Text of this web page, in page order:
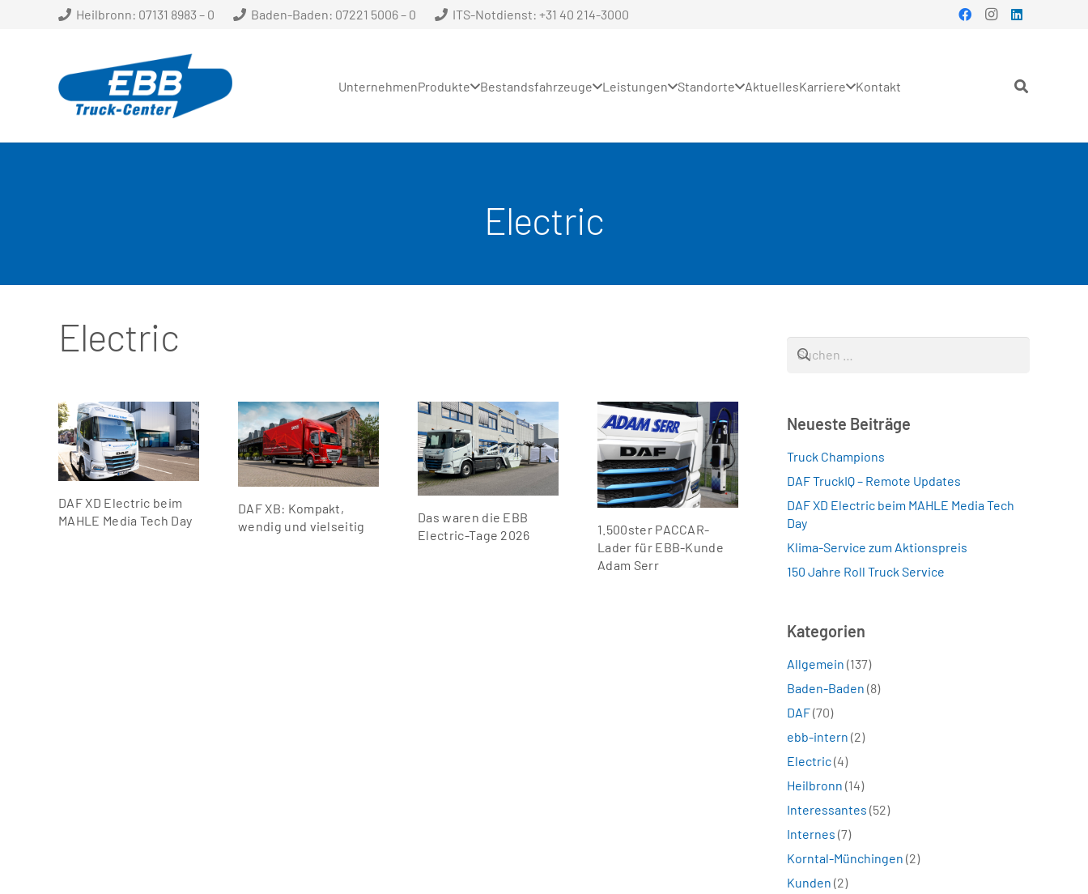
Heilbronn: 07131 8983 – 0 Baden-Baden: 07221 5006 – 0 ITS-Notdienst: +31 40 214-3000
UnternehmenProdukte Bestandsfahrzeuge Leistungen Standorte AktuellesKarriere Kontakt
Electric
Electric
DAF XD Electric beim
MAHLE Media Tech Day
DAF XB: Kompakt,
wendig und vielseitig
Das waren die EBB
Electric-Tage 2026
1.500ster PACCAR-
Lader für EBB-Kunde
Adam Serr
Suchen
nach:
Neueste Beiträge
Truck Champions
DAF TruckIQ – Remote Updates
DAF XD Electric beim MAHLE Media Tech
Day
Klima-Service zum Aktionspreis
150 Jahre Roll Truck Service
Kategorien
Allgemein (137)
Baden-Baden (8)
DAF(70)
ebb-intern (2)
Electric(4)
Heilbronn (14)
Interessantes (52)
Internes (7)
Korntal-Münchingen (2)
Kunden (2)